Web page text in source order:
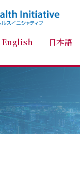
日本語
English
facebookページへ